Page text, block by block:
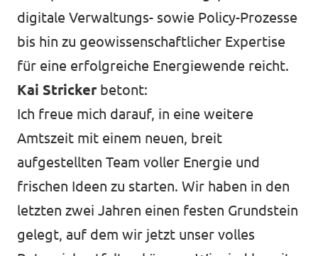
digitale Verwaltungs- sowie Policy-Prozesse
bis hin zu geowissenschaftlicher Expertise
für eine erfolgreiche Energiewende reicht.
Kai Strickerbetont:
Ich freue mich darauf, in eine weitere
Amtszeit mit einem neuen, breit
aufgestellten Team voller Energie und
frischen Ideen zu starten. Wir haben in den
letzten zwei Jahren einen festen Grundstein
gelegt, auf dem wir jetzt unser volles